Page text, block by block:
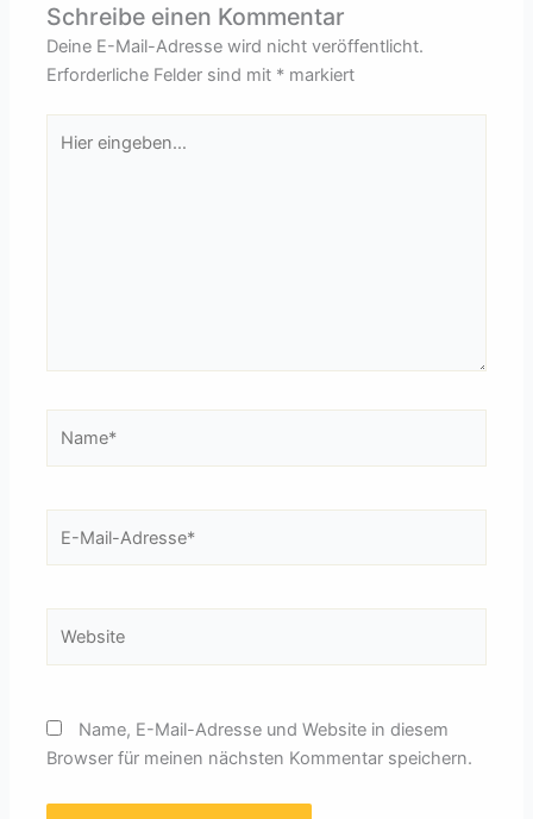
Schreibe einen Kommentar
Deine E-Mail-Adresse wird nicht veröffentlicht.
Erforderliche Felder sind mit * markiert
eingeben…
Mail-
Name, E-Mail-Adresse und Website in diesem
Browser für meinen nächsten Kommentar speichern.